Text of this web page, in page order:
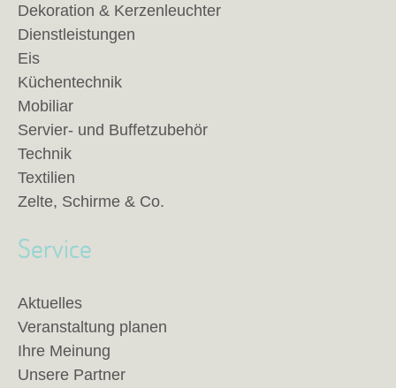
Dekoration & Kerzenleuchter
Dienstleistungen
Eis
Küchentechnik
Mobiliar
Servier- und Buffetzubehör
Technik
Textilien
Zelte, Schirme & Co.
Service
Aktuelles
Veranstaltung planen
Ihre Meinung
Unsere Partner